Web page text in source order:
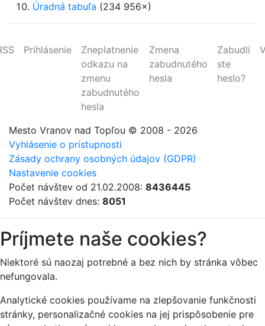
Úradná tabuľa (234 956×)
Prihlásenie
Zneplatnenie
odkazu na
zmenu
zabudnutého
hesla
Zmena
zabudnutého
hesla
Zabudli
ste
heslo?
Mesto Vranov nad Topľou © 2008 - 2026
Vyhlásenie o prístupnosti
Zásady ochrany osobných údajov (GDPR)
Nastavenie cookies
Počet návštev od 21.02.2008: 8436445
Počet návštev dnes: 8051
Príjmete naše cookies?
Niektoré sú naozaj potrebné a bez nich by stránka vôbec
nefungovala.
Analytické cookies používame na zlepšovanie funkčnosti
stránky, personalizačné cookies na jej prispôsobenie pre